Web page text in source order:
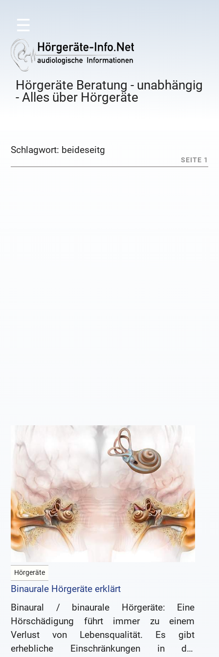
☰
Hörgeräte Beratung - unabhängig
- Alles über Hörgeräte
Schlagwort: beideseitg
SEITE 1
Hörgeräte
Binaurale Hörgeräte erklärt
Binaural / binaurale Hörgeräte: Eine
Hörschädigung führt immer zu einem
Verlust von Lebensqualität. Es gibt
erhebliche Einschränkungen in der